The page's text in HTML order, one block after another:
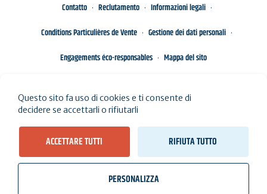
Contatto Reclutamento
Informazioni legali
Conditions Particulières de Vente
Gestione dei dati personali
Engagements éco-responsables
Mappa del sito
Questo sito fa uso di cookies e ti consente di
decidere se accettarli o rifiutarli
ACCETTARE TUTTI RIFIUTA TUTTO
PERSONALIZZA